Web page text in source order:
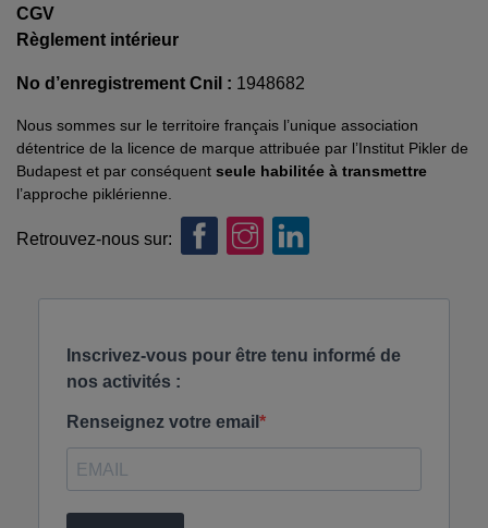
CGV
Règlement intérieur
No d’enregistrement Cnil : 1948682
Nous sommes sur le territoire français l’unique association
détentrice de la licence de marque attribuée par l’Institut Pikler de
Budapest et par conséquent seule habilitée à transmettre
l’approche piklérienne.
Retrouvez-nous sur: